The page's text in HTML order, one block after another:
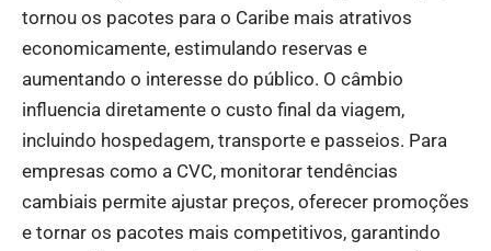
tornou os pacotes para o Caribe mais atrativos
economicamente, estimulando reservas e
aumentando o interesse do público. O câmbio
influencia diretamente o custo final da viagem,
incluindo hospedagem, transporte e passeios. Para
empresas como a CVC, monitorar tendências
cambiais permite ajustar preços, oferecer promoções
e tornar os pacotes mais competitivos, garantindo